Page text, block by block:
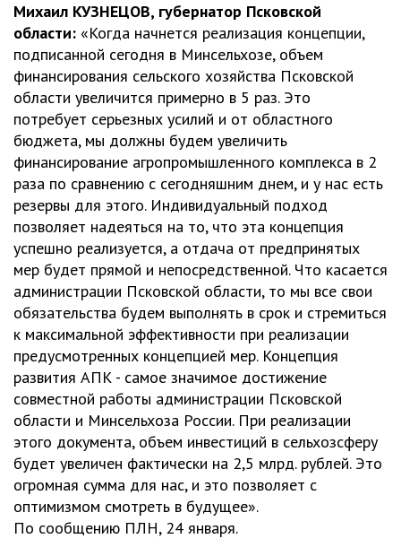
Михаил КУЗНЕЦОВ, губернатор Псковской
области: «Когда начнется реализация концепции,
подписанной сегодня в Минсельхозе, объем
финансирования сельского хозяйства Псковской
области увеличится примерно в 5 раз. Это
потребует серьезных усилий и от областного
бюджета, мы должны будем увеличить
финансирование агропромышленного комплекса в 2
раза по сравнению с сегодняшним днем, и у нас есть
резервы для этого. Индивидуальный подход
позволяет надеяться на то, что эта концепция
успешно реализуется, а отдача от предпринятых
мер будет прямой и непосредственной. Что касается
администрации Псковской области, то мы все свои
обязательства будем выполнять в срок и стремиться
к максимальной эффективности при реализации
предусмотренных концепцией мер. Концепция
развития АПК - самое значимое достижение
совместной работы администрации Псковской
области и Минсельхоза России. При реализации
этого документа, объем инвестиций в сельхозсферу
будет увеличен фактически на 2,5 млрд. рублей. Это
огромная сумма для нас, и это позволяет с
оптимизмом смотреть в будущее».
По сообщению ПЛН, 24 января.